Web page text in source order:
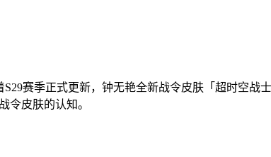
S29赛季正式更新，钟无艳全新战令皮肤「超时空战
令皮肤的认知。